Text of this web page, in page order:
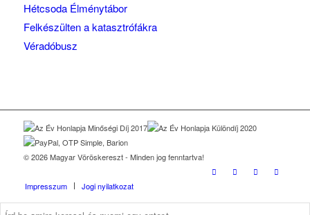
Hétcsoda Élménytábor
Felkészülten a katasztrófákra
Véradóbusz
© 2026 Magyar Vöröskereszt - Minden jog fenntartva!
Impresszum Jogi nyilatkozat